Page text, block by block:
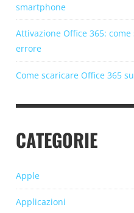
smartphone
Attivazione Office 365:
errore
Come scaricare Office 365
CATEGORIE
Apple
Applicazioni